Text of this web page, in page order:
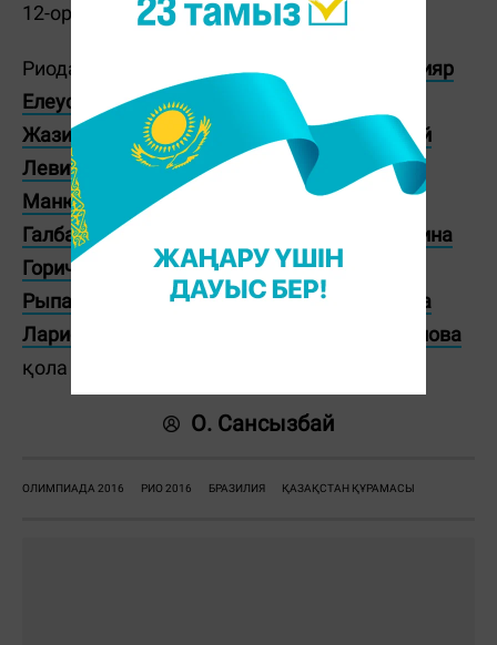
12-орынға тұрақтаған-ды.
Риода ҚазақстаннанНижат Рахымов
Данияр
Елеусінов,Дмитрий Баландин
Жазира Жаппарқұл, Елдос Сметов
Василий
Левит
Әділбек Ниязымбетов, Гюзель
Манюрова
күміс медальға қол жеткізді.
Галбадрах Отгонцэцэг
Карина
Горичева
Александр Зайчиков,Ольга
Рыпакова
Эльмира Сыздықова,
Екатерина
Ларионова
Дариға Шәкімова
қола жүлдеге қол жеткізді.
О. Сансызбай
ОЛИМПИАДА 2016 РИО 2016 БРАЗИЛИЯ ҚАЗАҚСТАН ҚҰРАМАСЫ